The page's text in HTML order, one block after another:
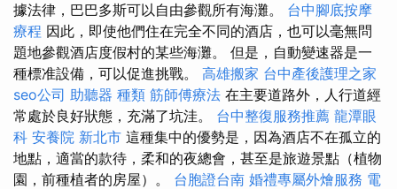
據法律，巴巴多斯可以自由參觀所有海灘。 台中腳底按摩
療程 因此，即使他們住在完全不同的酒店，也可以毫無問
題地參觀酒店度假村的某些海灘。 但是，自動變速器是一
種標准設備，可以促進挑戰。 高雄搬家 台中產後護理之家
seo公司 助聽器 種類 筋師傅療法 在主要道路外，人行道經
常處於良好狀態，充滿了坑洼。 台中整復服務推薦 龍潭眼
科 安養院 新北市 這種集中的優勢是，因為酒店不在孤立的
地點，適當的款待，柔和的夜總會，甚至是旅遊景點（植物
園，前種植者的房屋）。 台胞證台南 婚禮專屬外燴服務 電